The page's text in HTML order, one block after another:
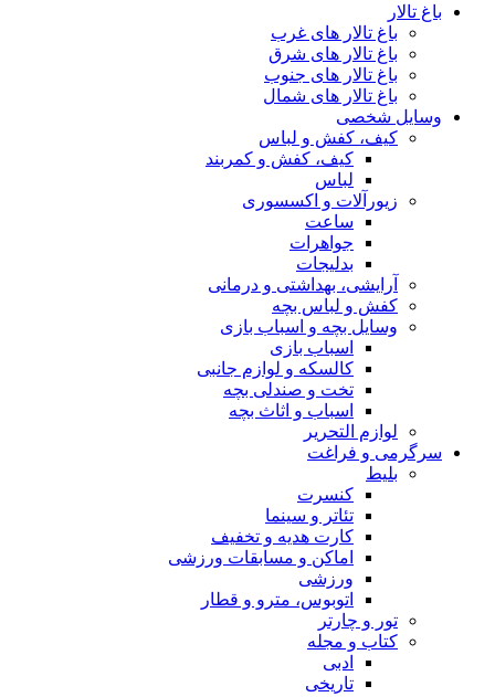
باغ تالار
باغ تالار های غرب
باغ تالار های شرق
باغ تالار های جنوب
باغ تالار های شمال
وسایل شخصی
کیف، کفش و لباس
کیف، کفش و کمربند
لباس
زیورآلات و اکسسوری
ساعت
جواهرات
بدلیجات
آرایشی، بهداشتی و درمانی
کفش و لباس بچه
وسایل بچه و اسباب بازی
اسباب بازی
کالسکه و لوازم جانبی
تخت و صندلی بچه
اسباب و اثاث بچه
لوازم التحریر
سرگرمی و فراغت
بلیط
کنسرت
تئاتر و سینما
کارت هدیه و تخفیف
اماکن و مسابقات ورزشی
ورزشی
اتوبوس، مترو و قطار
تور و چارتر
کتاب و مجله
ادبی
تاریخی